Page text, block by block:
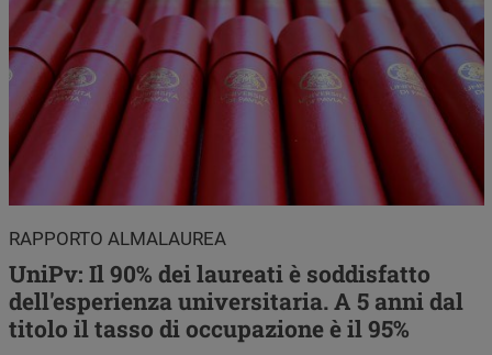
RAPPORTO ALMALAUREA
UniPv: Il 90% dei laureati è soddisfatto
dell'esperienza universitaria. A 5 anni dal
titolo il tasso di occupazione è il 95%